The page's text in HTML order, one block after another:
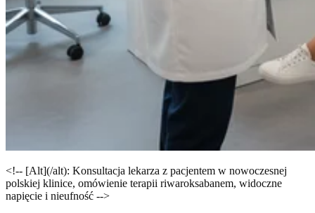
<!-- [Alt](/alt): Konsultacja lekarza z pacjentem w nowoczesnej
polskiej klinice, omówienie terapii riwaroksabanem, widoczne
napięcie i nieufność -->